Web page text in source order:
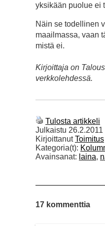
yksikään puolue ei
Näin se todellinen
maailmassa, vaan
mistä ei.
Kirjoittaja on
verkkolehdessä.
Tulosta artikkeli
Julkaistu
KirjoittanutToimitus
Kategoria(t):
Avainsanat: laina,
17 kommenttia